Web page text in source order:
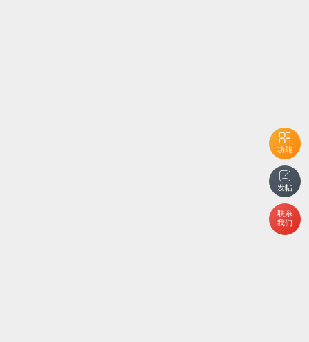
功能
发帖
联系
我们